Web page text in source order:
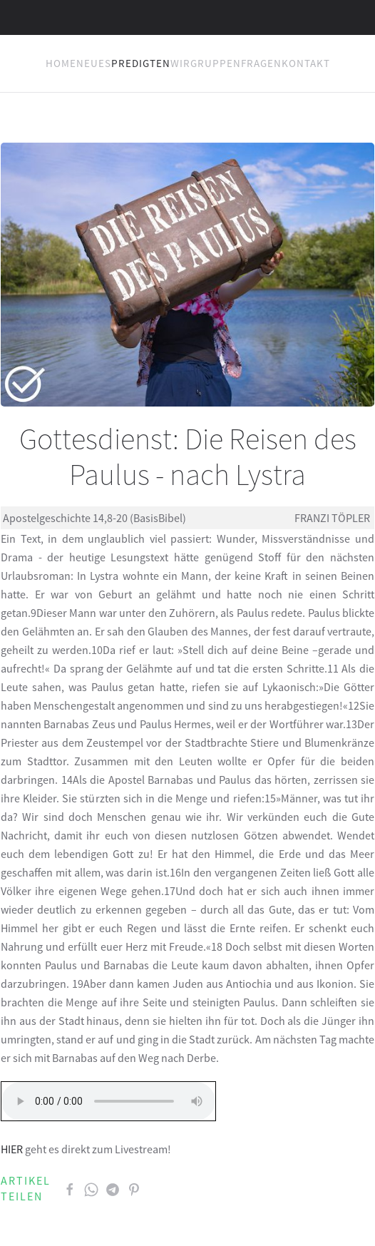
HOMENEUESPREDIGTENWIRGRUPPENFRAGENKONTAKT
Gottesdienst: Die Reisen des
Paulus - nach Lystra
Apostelgeschichte 14,8-20 (BasisBibel)
FRANZI TÖPLER
Ein Text, in dem unglaublich viel passiert: Wunder, Missverständnisse und
Drama - der heutige Lesungstext hätte genügend Stoff für den nächsten
Urlaubsroman: In Lystra wohnte ein Mann, der keine Kraft in seinen Beinen
hatte. Er war von Geburt an gelähmt und hatte noch nie einen Schritt
getan.9Dieser Mann war unter den Zuhörern, als Paulus redete. Paulus blickte
den Gelähmten an. Er sah den Glauben des Mannes, der fest darauf vertraute,
geheilt zu werden.10Da rief er laut: »Stell dich auf deine Beine –gerade und
aufrecht!« Da sprang der Gelähmte auf und tat die ersten Schritte.11 Als die
Leute sahen, was Paulus getan hatte, riefen sie auf Lykaonisch:»Die Götter
haben Menschengestalt angenommen und sind zu uns herabgestiegen!«12Sie
nannten Barnabas Zeus und Paulus Hermes, weil er der Wortführer war.13Der
Priester aus dem Zeustempel vor der Stadtbrachte Stiere und Blumenkränze
zum Stadttor. Zusammen mit den Leuten wollte er Opfer für die beiden
darbringen. 14Als die Apostel Barnabas und Paulus das hörten, zerrissen sie
ihre Kleider. Sie stürzten sich in die Menge und riefen:15»Männer, was tut ihr
da? Wir sind doch Menschen genau wie ihr. Wir verkünden euch die Gute
Nachricht, damit ihr euch von diesen nutzlosen Götzen abwendet. Wendet
euch dem lebendigen Gott zu! Er hat den Himmel, die Erde und das Meer
geschaffen mit allem, was darin ist.16In den vergangenen Zeiten ließ Gott alle
Völker ihre eigenen Wege gehen.17Und doch hat er sich auch ihnen immer
wieder deutlich zu erkennen gegeben – durch all das Gute, das er tut: Vom
Himmel her gibt er euch Regen und lässt die Ernte reifen. Er schenkt euch
Nahrung und erfüllt euer Herz mit Freude.«18 Doch selbst mit diesen Worten
konnten Paulus und Barnabas die Leute kaum davon abhalten, ihnen Opfer
darzubringen. 19Aber dann kamen Juden aus Antiochia und aus Ikonion. Sie
brachten die Menge auf ihre Seite und steinigten Paulus. Dann schleiften sie
ihn aus der Stadt hinaus, denn sie hielten ihn für tot. Doch als die Jünger ihn
umringten, stand er auf und ging in die Stadt zurück. Am nächsten Tag machte
er sich mit Barnabas auf den Weg nach Derbe.
HIER geht es direkt zum Livestream!
ARTIKEL
TEILEN